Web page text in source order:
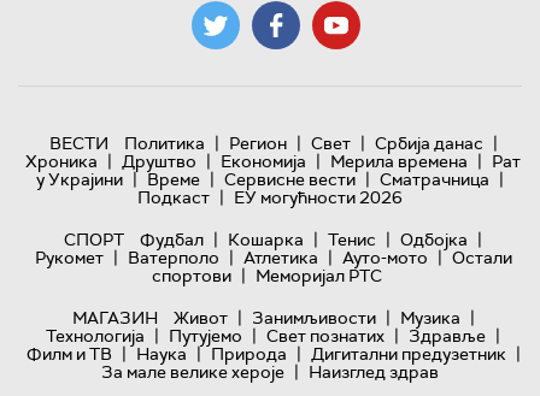
ВЕСТИ Политика | Регион | Свет | Србија данас |
Хроника | Друштво | Економија | Мерила времена | Рат
у Украјини | Време | Сервисне вести | Сматрачница |
Подкаст | ЕУ могућности 2026
СПОРТ
Фудбал | Кошарка | Тенис | Одбојка |
Рукомет | Ватерполо | Атлетика | Ауто-мото | Остали
спортови | Меморијал РТС
МАГАЗИН
Живот | Занимљивости | Музика |
Технологијa | Путујемо | Свет познатих | Здравље |
Филм и ТВ | Наука | Природа | Дигитални предузетник |
За мале велике хероје | Наизглед здрав